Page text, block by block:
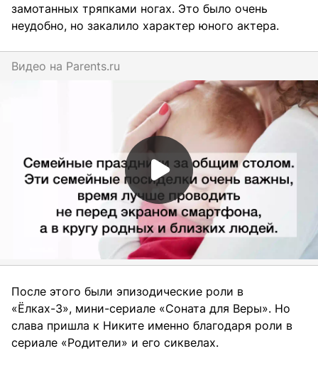
замотанных тряпками ногах. Это было очень
неудобно, но закалило характер юного актера.
Видео на parents.ru
После этого были эпизодические роли в
«Ёлках-3», мини-сериале «Соната для Веры». Но
слава пришла к Никите именно благодаря роли в
сериале «Родители» и его сиквелах.